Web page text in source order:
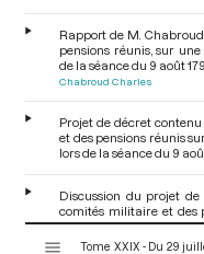
Rapport de M.
pensions réunis, sur
de la séance du 9 août
Chabroud Charles
Projet de décret
et des pensions réunis
lors de la séance du 9
Discussion du projet
comités militaire et des
de M. de
1791 [Discussion] p.309
Tome XXIX - Du 29